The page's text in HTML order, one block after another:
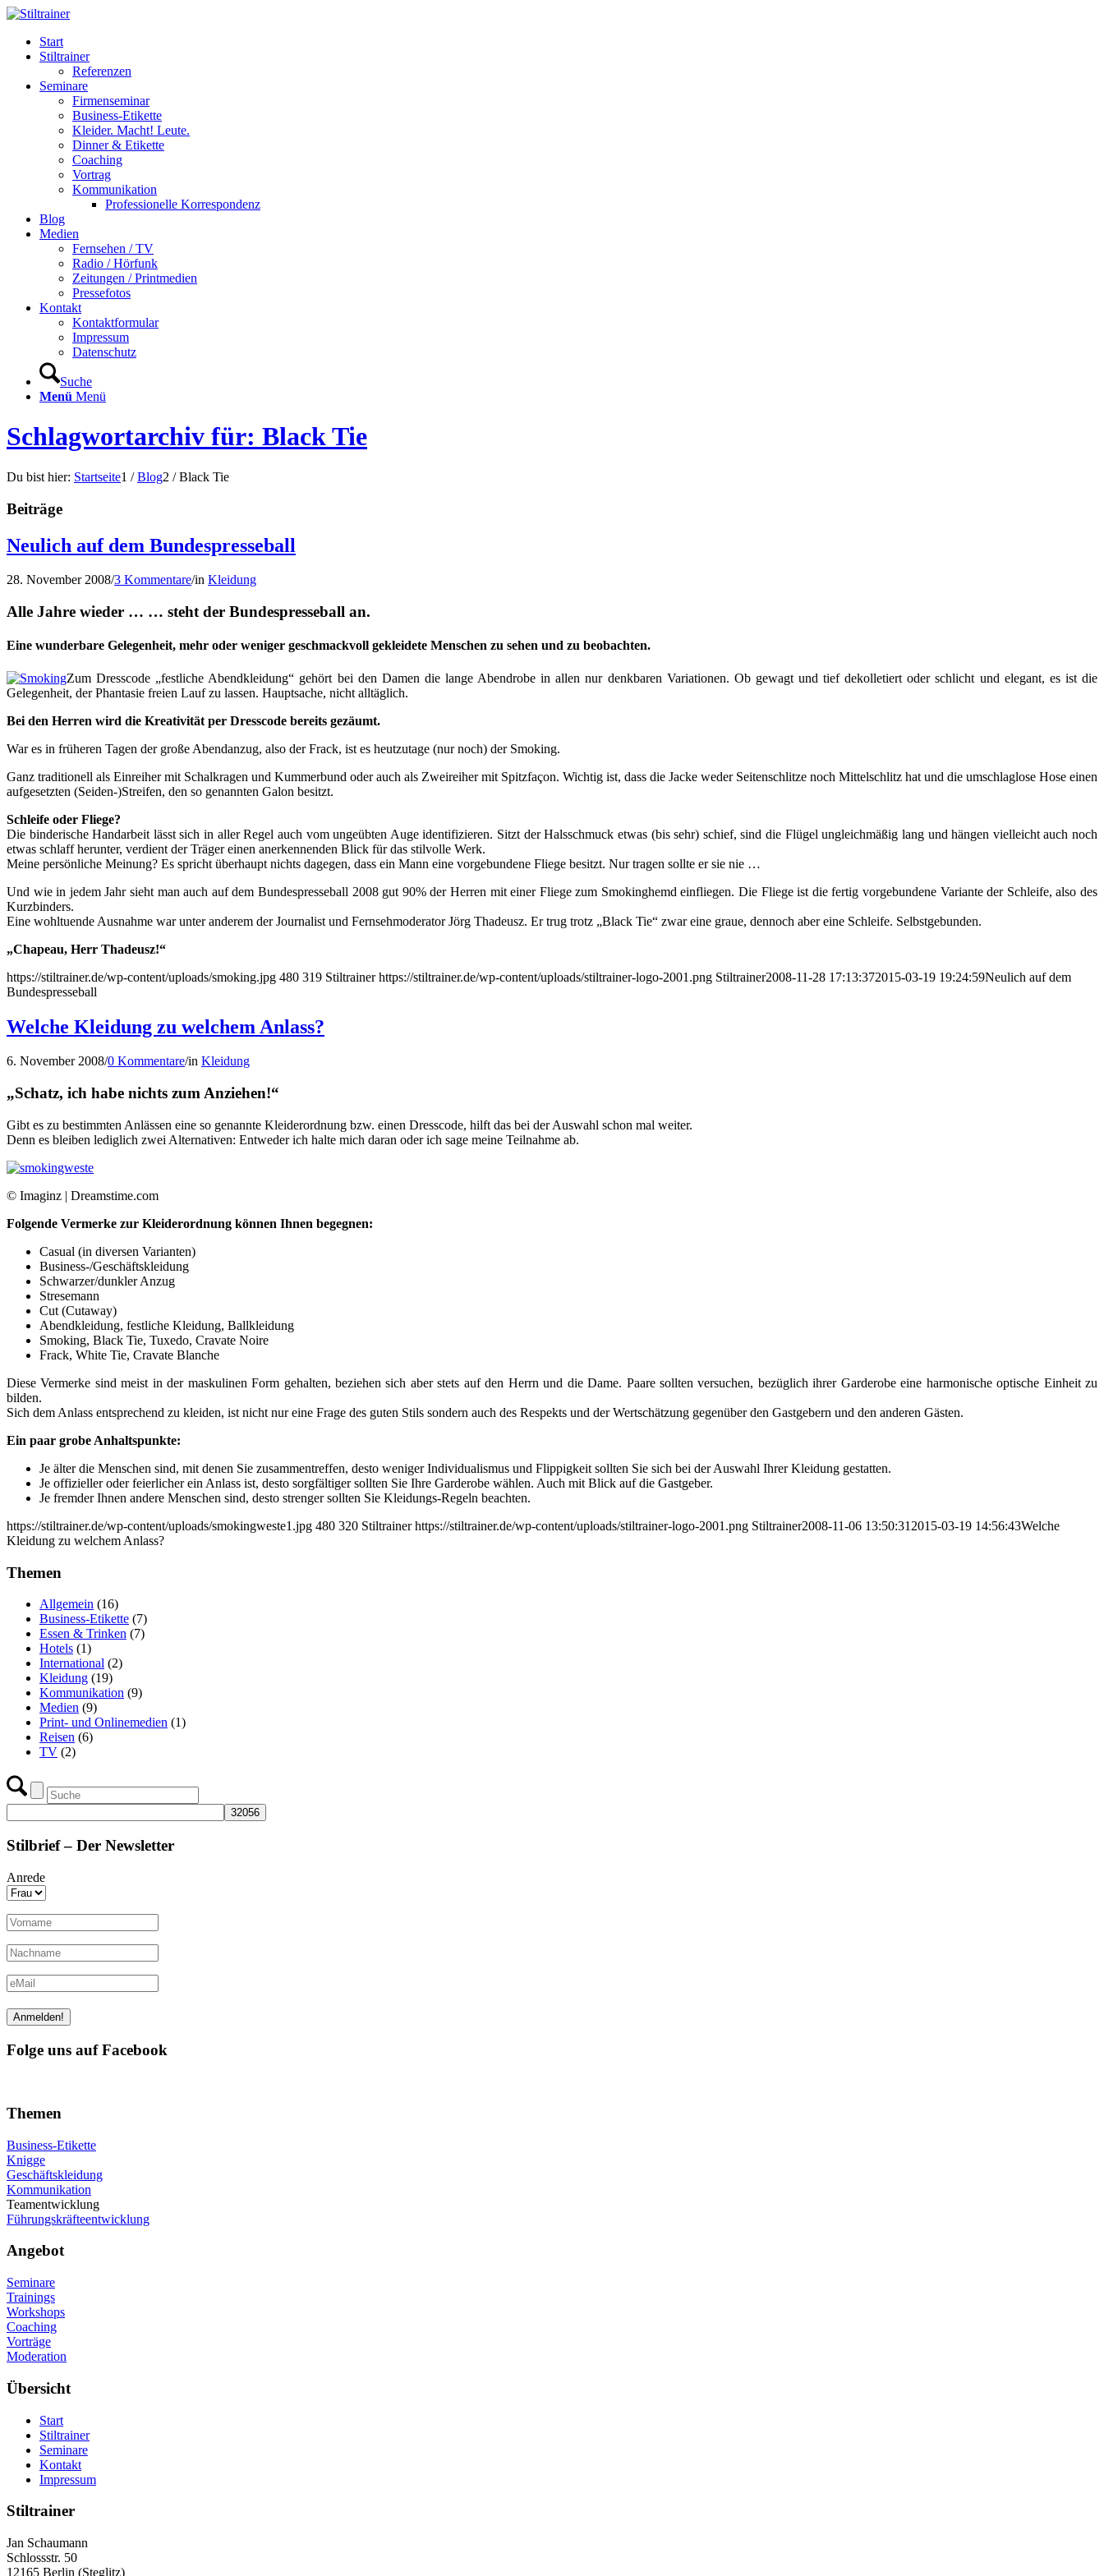
Start
Stiltrainer
Referenzen
Seminare
Firmenseminar
Business-Etikette
Kleider. Macht! Leute.
Dinner & Etikette
Coaching
Vortrag
Kommunikation
Professionelle Korrespondenz
Blog
Medien
Fernsehen / TV
Radio / Hörfunk
Zeitungen / Printmedien
Pressefotos
Kontakt
Kontaktformular
Impressum
Datenschutz
Suche
Menü Menü
Schlagwortarchiv für: Black Tie
Du bist hier: Startseite1 / Blog2 / Black Tie
Beiträge
Neulich auf dem Bundespresseball
28. November 2008/3 Kommentare/in Kleidung
Alle Jahre wieder … … steht der Bundespresseball an.
Eine wunderbare Gelegenheit, mehr oder weniger geschmackvoll gekleidete Menschen zu sehen und zu beobachten.
Zum Dresscode „festliche Abendkleidung“ gehört bei den Damen die lange Abendrobe in allen nur denkbaren Variationen. Ob gewagt und tief dekolletiert oder schlicht und elegant, es ist die
Gelegenheit, der Phantasie freien Lauf zu lassen. Hauptsache, nicht alltäglich.
Bei den Herren wird die Kreativität per Dresscode bereits gezäumt.
War es in früheren Tagen der große Abendanzug, also der Frack, ist es heutzutage (nur noch) der Smoking.
Ganz traditionell als Einreiher mit Schalkragen und Kummerbund oder auch als Zweireiher mit Spitzfaçon. Wichtig ist, dass die Jacke weder Seitenschlitze noch Mittelschlitz hat und die umschlaglose Hose einen
aufgesetzten (Seiden-)Streifen, den so genannten Galon besitzt.
Schleife oder Fliege?
Die binderische Handarbeit lässt sich in aller Regel auch vom ungeübten Auge identifizieren. Sitzt der Halsschmuck etwas (bis sehr) schief, sind die Flügel ungleichmäßig lang und hängen vielleicht auch noch
etwas schlaff herunter, verdient der Träger einen anerkennenden Blick für das stilvolle Werk.
Meine persönliche Meinung? Es spricht überhaupt nichts dagegen, dass ein Mann eine vorgebundene Fliege besitzt. Nur tragen sollte er sie nie …
Und wie in jedem Jahr sieht man auch auf dem Bundespresseball 2008 gut 90% der Herren mit einer Fliege zum Smokinghemd einfliegen. Die Fliege ist die fertig vorgebundene Variante der Schleife, also des
Kurzbinders.
Eine wohltuende Ausnahme war unter anderem der Journalist und Fernsehmoderator Jörg Thadeusz. Er trug trotz „Black Tie“ zwar eine graue, dennoch aber eine Schleife. Selbstgebunden.
„Chapeau, Herr Thadeusz!“
https://stiltrainer.de/wp-content/uploads/smoking.jpg 480 319 Stiltrainer https://stiltrainer.de/wp-content/uploads/stiltrainer-logo-2001.png Stiltrainer2008-11-28 17:13:372015-03-19 19:24:59Neulich auf dem
Bundespresseball
Welche Kleidung zu welchem Anlass?
6. November 2008/0 Kommentare/in Kleidung
„Schatz, ich habe nichts zum Anziehen!“
Gibt es zu bestimmten Anlässen eine so genannte Kleiderordnung bzw. einen Dresscode, hilft das bei der Auswahl schon mal weiter.
Denn es bleiben lediglich zwei Alternativen: Entweder ich halte mich daran oder ich sage meine Teilnahme ab.
© Imaginz | Dreamstime.com
Folgende Vermerke zur Kleiderordnung können Ihnen begegnen:
Casual (in diversen Varianten)
Business-/Geschäftskleidung
Schwarzer/dunkler Anzug
Stresemann
Cut (Cutaway)
Abendkleidung, festliche Kleidung, Ballkleidung
Smoking, Black Tie, Tuxedo, Cravate Noire
Frack, White Tie, Cravate Blanche
Diese Vermerke sind meist in der maskulinen Form gehalten, beziehen sich aber stets auf den Herrn und die Dame. Paare sollten versuchen, bezüglich ihrer Garderobe eine harmonische optische Einheit zu
bilden.
Sich dem Anlass entsprechend zu kleiden, ist nicht nur eine Frage des guten Stils sondern auch des Respekts und der Wertschätzung gegenüber den Gastgebern und den anderen Gästen.
Ein paar grobe Anhaltspunkte:
Je älter die Menschen sind, mit denen Sie zusammentreffen, desto weniger Individualismus und Flippigkeit sollten Sie sich bei der Auswahl Ihrer Kleidung gestatten.
Je offizieller oder feierlicher ein Anlass ist, desto sorgfältiger sollten Sie Ihre Garderobe wählen. Auch mit Blick auf die Gastgeber.
Je fremder Ihnen andere Menschen sind, desto strenger sollten Sie Kleidungs-Regeln beachten.
https://stiltrainer.de/wp-content/uploads/smokingweste1.jpg 480 320 Stiltrainer https://stiltrainer.de/wp-content/uploads/stiltrainer-logo-2001.png Stiltrainer2008-11-06 13:50:31 2015-03-19 14:56:43Welche
Kleidung zu welchem Anlass?
Themen
Allgemein (16)
Business-Etikette (7)
Essen & Trinken (7)
Hotels (1)
International (2)
Kleidung (19)
Kommunikation (9)
Medien (9)
Print- und Onlinemedien (1)
Reisen (6)
TV (2)
Stilbrief – Der Newsletter
Anrede
Folge uns auf Facebook
Themen
Business-Etikette
Knigge
Geschäftskleidung
Kommunikation
Teamentwicklung
Führungskräfteentwicklung
Angebot
Seminare
Trainings
Workshops
Coaching
Vorträge
Moderation
Übersicht
Start
Stiltrainer
Seminare
Kontakt
Impressum
Stiltrainer
Jan Schaumann
Schlossstr. 50
12165 Berlin (Steglitz)